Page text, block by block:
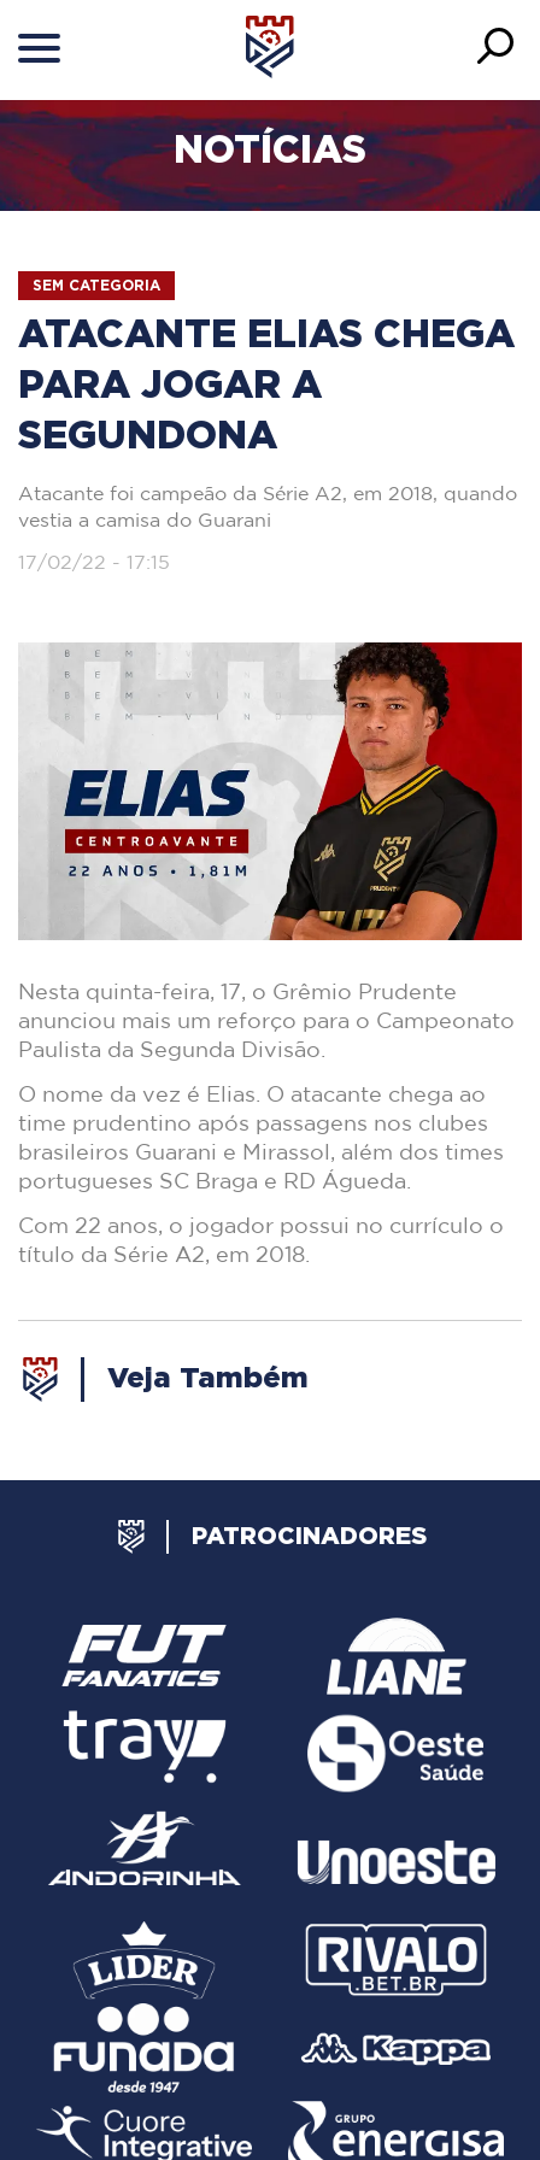
NOTÍCIAS
SEM CATEGORIA
ATACANTE ELIAS CHEGA
PARA JOGAR A
SEGUNDONA
Atacante foi campeão da Série A2, em 2018, quando
vestia a camisa do Guarani
17/02/22 - 17:15
Nesta quinta-feira, 17, o Grêmio Prudente
anunciou mais um reforço para o Campeonato
Paulista da Segunda Divisão.
O nome da vez é Elias. O atacante chega ao
time prudentino após passagens nos clubes
brasileiros Guarani e Mirassol, além dos times
portugueses SC Braga e RD Águeda.
Com 22 anos, o jogador possui no currículo o
título da Série A2, em 2018.
Veja Também
PATROCINADORES